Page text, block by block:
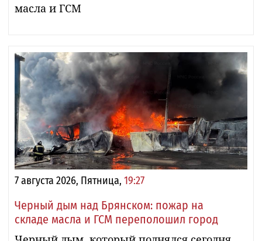
масла и ГСМ
7 августа 2026, Пятница, 19:27
Черный дым над Брянском: пожар на
складе масла и ГСМ переполошил город